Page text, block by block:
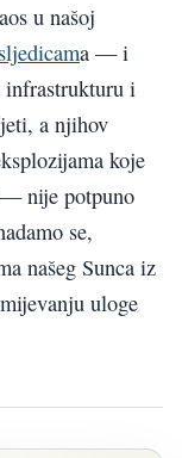
u našoj
a — i
i
a njihov
koje
— nije potpuno
se,
našeg Sunca iz
uloge